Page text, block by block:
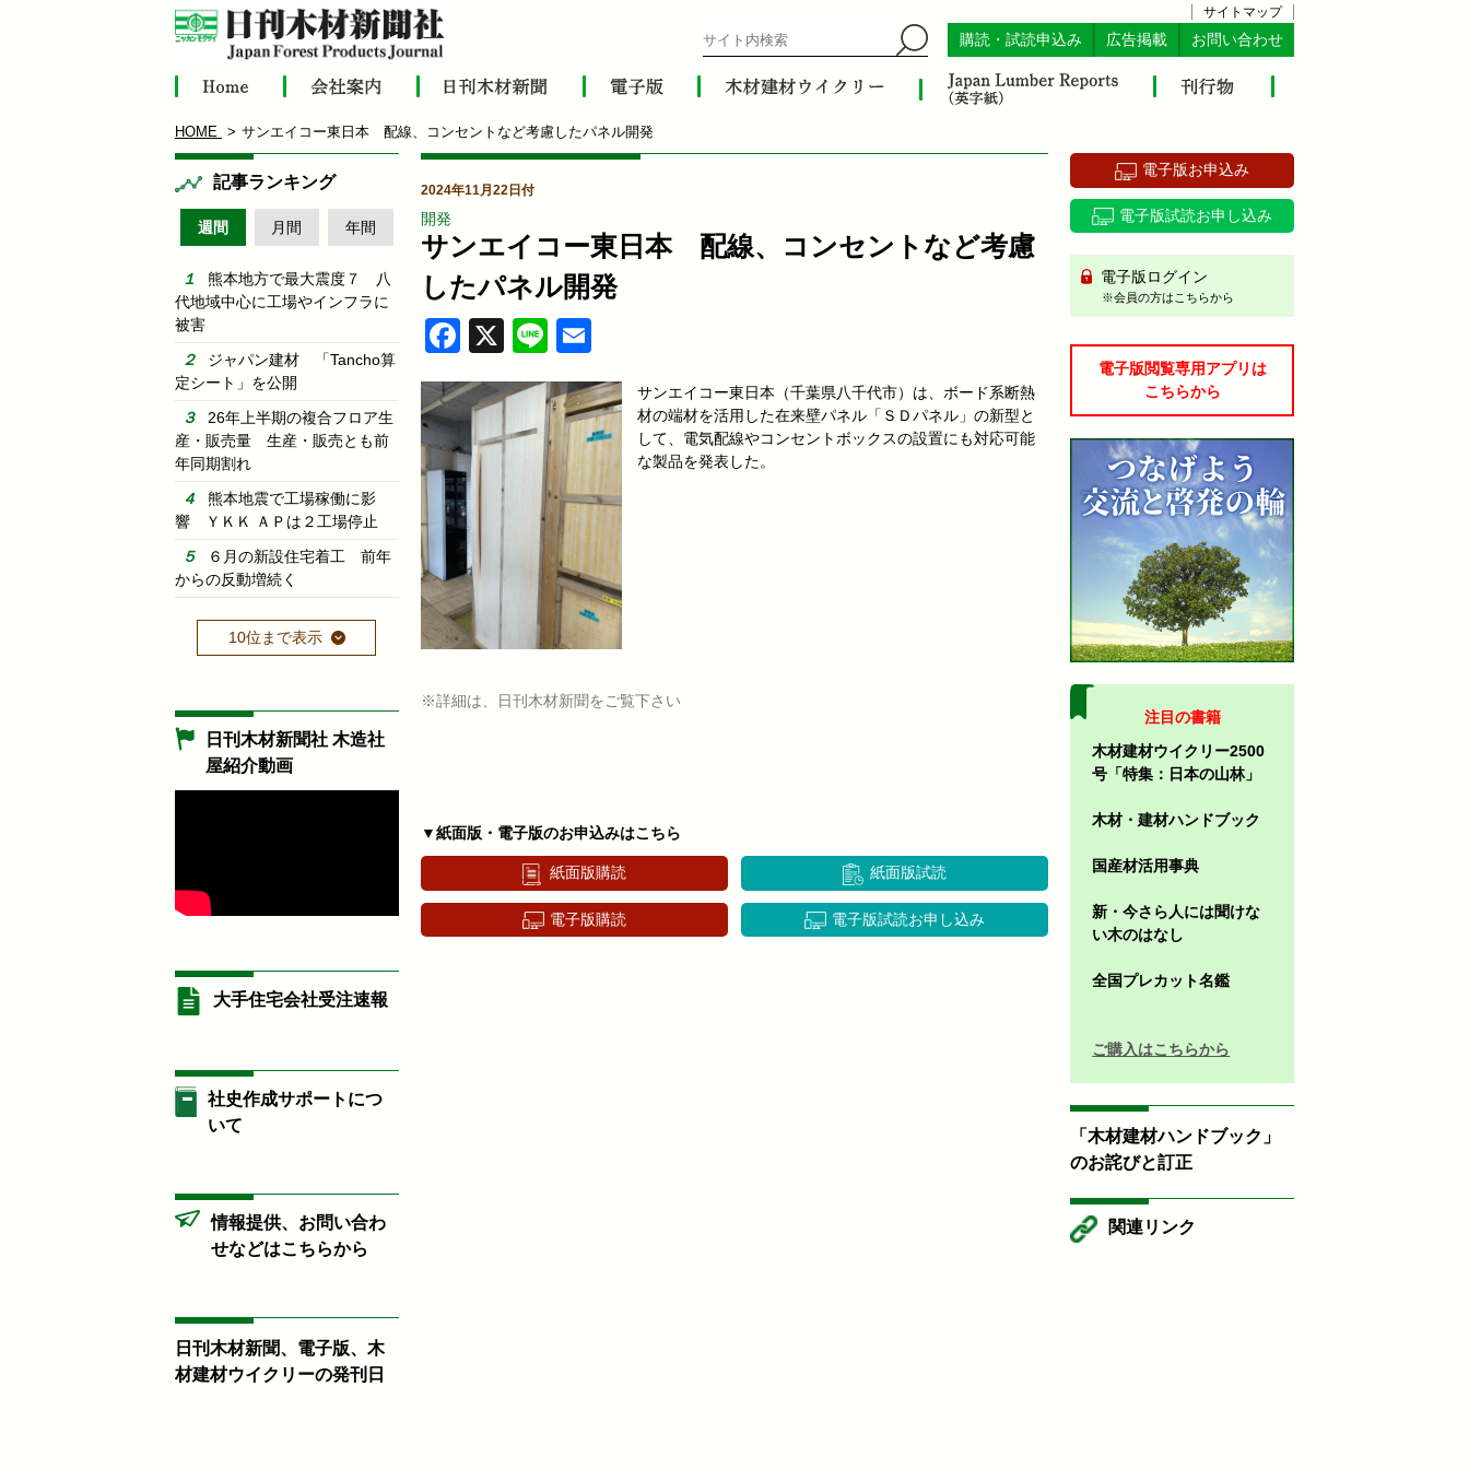
サイトマップ
購読・試読申込み 広告掲載 お問い合わせ
HOME サンエイコー東日本 配線、コンセントなど考慮したパネル開発
2024年11月22日付
開発
サンエイコー東日本 配線、コンセントなど考慮
したパネル開発
Facebook
X Line
サンエイコー東日本（千葉県八千代市）は、ボード系断熱
材の端材を活用した在来壁パネル「ＳＤパネル」の新型と
して、電気配線やコンセントボックスの設置にも対応可能
な製品を発表した。
※詳細は、日刊木材新聞をご覧下さい
▼紙面版・電子版のお申込みはこちら
紙面版購読 紙面版試読
電子版購読 電子版試読お申し込み
記事ランキング
週間 月間 年間
熊本地方で最大震度７ 八
代地域中心に工場やインフラに
被害
ジャパン建材 「Tancho算
定シート」を公開
26年上半期の複合フロア生
産・販売量 生産・販売とも前
年同期割れ
熊本地震で工場稼働に影
響 ＹＫＫ ＡＰは２工場停止
６月の新設住宅着工 前年
からの反動増続く
10位まで表示
日刊木材新聞社 木造社
屋紹介動画
大手住宅会社受注速報
社史作成サポートにつ
いて
情報提供、お問い合わ
せなどはこちらから
日刊木材新聞、電子版、木
材建材ウイクリーの発刊日
電子版お申込み
電子版試読お申し込み
電子版ログイン
※会員の方はこちらから
電子版閲覧専用アプリは
こちらから
注目の書籍
木材建材ウイクリー2500
号「特集：日本の山林」
木材・建材ハンドブック
国産材活用事典
新・今さら人には聞けな
い木のはなし
全国プレカット名鑑
ご購入はこちらから
「木材建材ハンドブック」
のお詫びと訂正
関連リンク